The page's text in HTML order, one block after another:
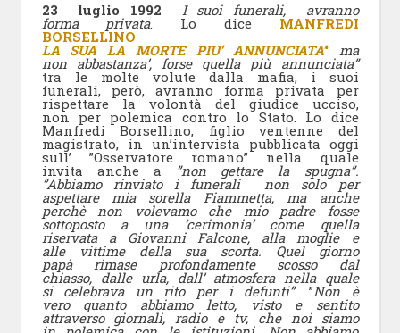
23 luglio 1992
I suoi funerali, avranno
forma privata. Lo dice MANFREDI
BORSELLINO
LA SUA LA MORTE PIU’ ANNUNCIATA’‘ ma
non abbastanza’, forse quella più annunciata”
tra le molte volute dalla mafia, i suoi
funerali, però, avranno forma privata per
rispettare la volontà del giudice ucciso,
non per polemica contro lo Stato. Lo dice
Manfredi Borsellino, figlio ventenne del
magistrato, in un’intervista pubblicata oggi
sull’ ”Osservatore romano” nella quale
invita anche a ”non gettare la spugna”.
”Abbiamo rinviato i funerali non solo per
aspettare mia sorella Fiammetta, ma anche
perchè non volevamo che mio padre fosse
sottoposto a una ‘cerimonia’ come quella
riservata a Giovanni Falcone, alla moglie e
alle vittime della sua scorta. Quel giorno
papà rimase profondamente scosso dal
chiasso, dalle urla, dall’ atmosfera nella quale
si celebrava un rito per i defunti”. ”Non è
vero quanto abbiamo letto, visto e sentito
attraverso giornali, radio e tv, che noi siamo